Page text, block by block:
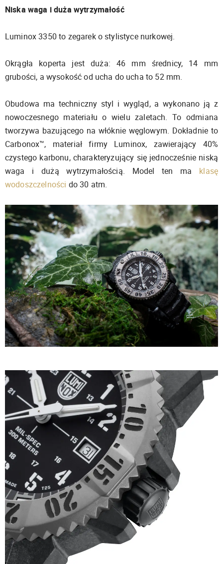
Niska waga i duża wytrzymałość
Luminox 3350 to zegarek o stylistyce nurkowej.
Okrągła koperta jest duża: 46 mm średnicy, 14 mm
grubości, a wysokość od ucha do ucha to 52 mm.
Obudowa ma techniczny styl i wygląd, a wykonano ją z
nowoczesnego materiału o wielu zaletach. To odmiana
tworzywa bazującego na włóknie węglowym. Dokładnie to
Carbonox™, materiał firmy Luminox, zawierający 40%
czystego karbonu, charakteryzujący się jednocześnie niską
waga i dużą wytrzymałością. Model ten ma klasę
wodoszczelności do 30 atm.